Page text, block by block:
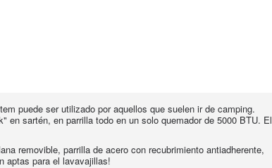
puede ser utilizado por aquellos que suelen ir de camping.
sartén, en parrilla todo en un solo quemador de 5000 BTU. El
removible, parrilla de acero con recubrimiento antiadherente,
aptas para el lavavajillas!